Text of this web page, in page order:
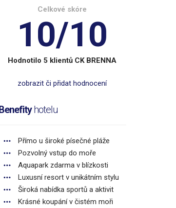
Celkové skóre
10/10
Hodnotilo 5 klientů CK BRENNA
zobrazit či přidat hodnocení
Benefityhotelu
Přímo u široké písečné pláže
Pozvolný vstup do moře
Aquapark zdarma v blízkosti
Luxusní resort v unikátním stylu
Široká nabídka sportů a aktivit
Krásné koupání v čistém moři